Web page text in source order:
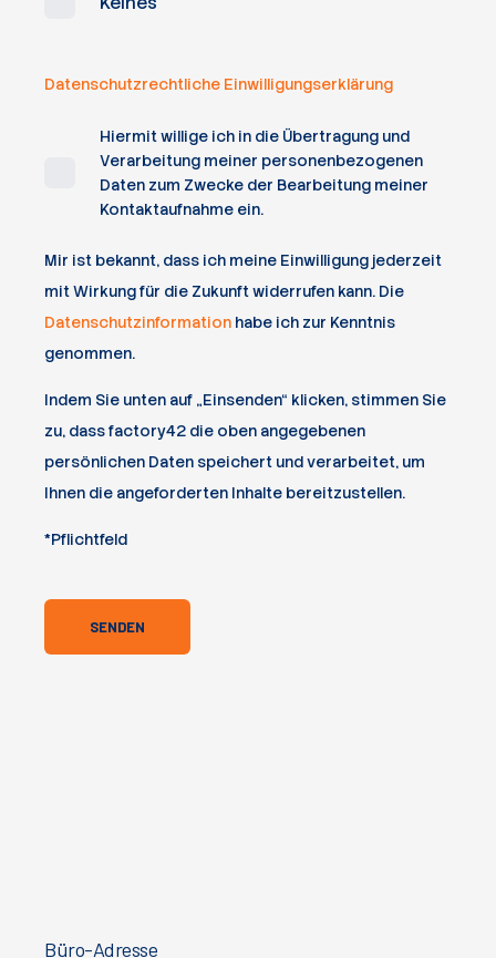
Datenschutzrechtliche Einwilligungserklärung
Hiermit willige ich in die Übertragung und
Verarbeitung meiner personenbezogenen
Daten zum Zwecke der Bearbeitung meiner
Kontaktaufnahme ein.
Mir ist bekannt, dass ich meine Einwilligung jederzeit
mit Wirkung für die Zukunft widerrufen kann. Die
Datenschutzinformation habe ich zur Kenntnis
genommen.
Indem Sie unten auf „Einsenden“ klicken, stimmen Sie
zu, dass factory42 die oben angegebenen
persönlichen Daten speichert und verarbeitet, um
Ihnen die angeforderten Inhalte bereitzustellen.
*Pflichtfeld
Büro-Adresse